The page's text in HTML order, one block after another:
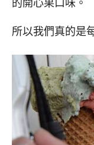
的開心果口味。
所以我們真的是